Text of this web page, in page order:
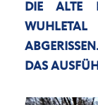
DIE ALTE
AS